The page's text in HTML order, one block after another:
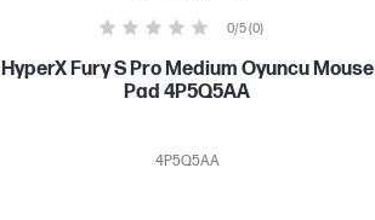
0/5 (0)
HyperX Fury S Pro Medium Oyuncu Mouse
Pad 4P5Q5AA
4P5Q5AA